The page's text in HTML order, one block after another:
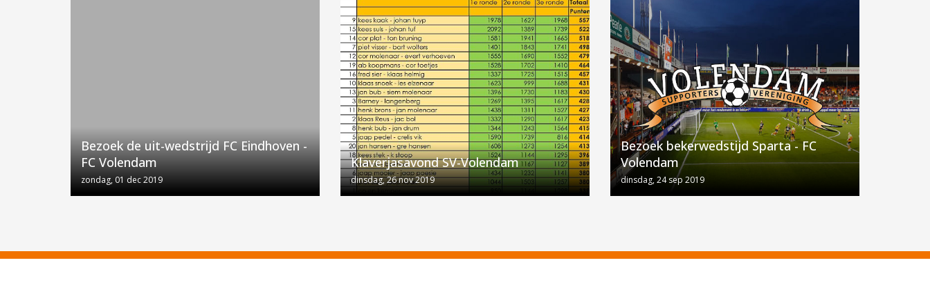
Bezoek de uit-wedstrijd FC Eindhoven -
FC Volendam
zondag, 01 dec 2019
Klaverjasavond SV-Volendam
dinsdag, 26 nov 2019
Bezoek bekerwedstijd Sparta - FC
Volendam
dinsdag, 24 sep 2019